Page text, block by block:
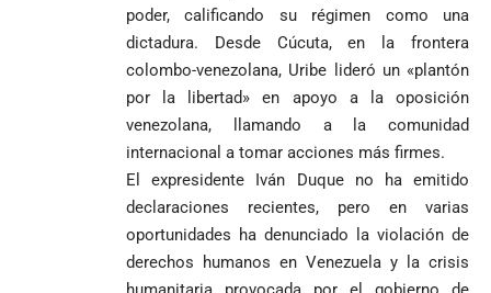
poder, calificando su régimen como una
dictadura. Desde Cúcuta, en la frontera
colombo-venezolana, Uribe lideró un «plantón
por la libertad» en apoyo a la oposición
venezolana, llamando a la comunidad
internacional a tomar acciones más firmes.
El expresidente Iván Duque no ha emitido
declaraciones recientes, pero en varias
oportunidades ha denunciado la violación de
derechos humanos en Venezuela y la crisis
Federico
Gutiérrez
envía
documentos
Congreso
contra la ‘paz
total’ por
presuntos
criminales
Diócesis de
Girardota, Párroco
de Yolombo
Uribe
arremete
contra Petro y
lo
responsabiliza
por la crisis de
Colombia
Alemania no
tuvo piedad:
goleó 7-1 a un
valiente
Curazao en su
mundialista
Sonsón-Rionegro
rechaza fotos
tomadas en
templo de Guarne y
ordena acto de
desagravio